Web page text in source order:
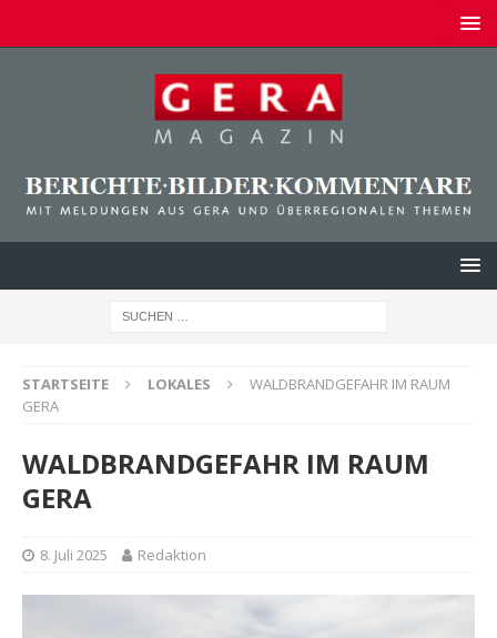
STARTSEITE LOKALES
WALDBRANDGEFAHR IM RAUM
GERA
WALDBRANDGEFAHR IM RAUM
GERA
8. Juli 2025 Redaktion